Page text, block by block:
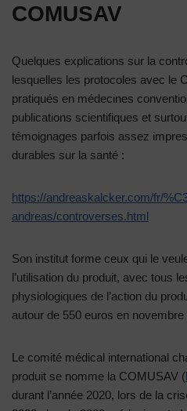
COMUSAV
Quelques explications sur la
lesquelles les protocoles avec le
pratiqués en médecines
publications scientifiques et
témoignages parfois assez
durables sur la santé :
https://andreaskalcker.com/fr/
andreas/controverses.html
Son institut forme ceux qui le
l’utilisation du produit, avec tous
physiologiques de l’action du
autour de 550 euros en novembre
Le comité médical international
produit se nomme la COMUSAV (
durant l’année 2020, lors de la